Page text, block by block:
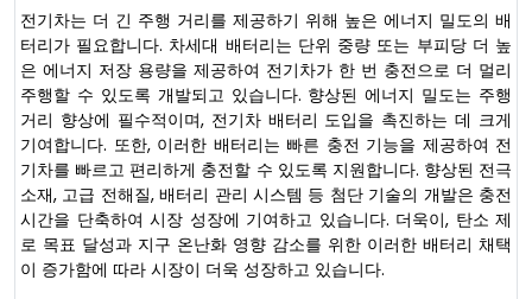
전기차는 더 긴 주행 ​​거리를 제공하기 위해 높은 에너지 밀도의 배
터리가 필요합니다. 차세대 배터리는 단위 중량 또는 부피당 더 높
은 에너지 저장 용량을 제공하여 전기차가 한 번 충전으로 더 멀리
주행할 수 있도록 개발되고 있습니다. 향상된 에너지 밀도는 주행
거리 향상에 필수적이며, 전기차 배터리 도입을 촉진하는 데 크게
기여합니다. 또한, 이러한 배터리는 빠른 충전 기능을 제공하여 전
기차를 빠르고 편리하게 충전할 수 있도록 지원합니다. 향상된 전극
소재, 고급 전해질, 배터리 관리 시스템 등 첨단 기술의 개발은 충전
시간을 단축하여 시장 성장에 기여하고 있습니다. 더욱이, 탄소 제
로 목표 달성과 지구 온난화 영향 감소를 위한 이러한 배터리 채택
이 증가함에 따라 시장이 더욱 성장하고 있습니다.